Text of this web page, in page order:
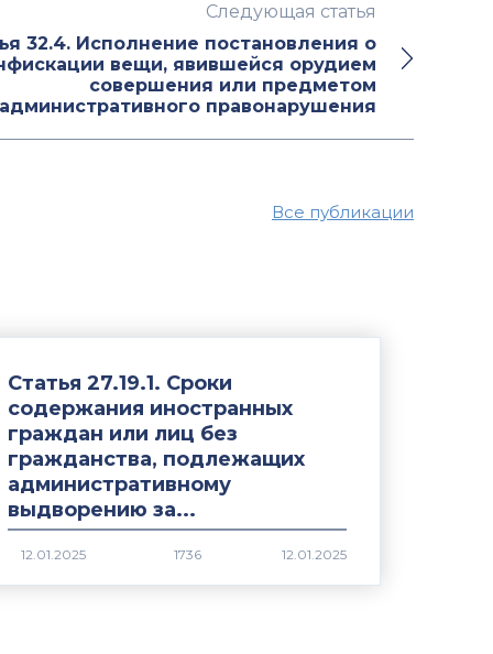
Следующая статья
32.4. Исполнение постановления о
вещи, явившейся орудием
совершения или предметом
административного правонарушения
Все публикации
Статья 27.19.1. Сроки
содержания иностранных
граждан или лиц без
гражданства, подлежащих
административному
выдворению за...
1736